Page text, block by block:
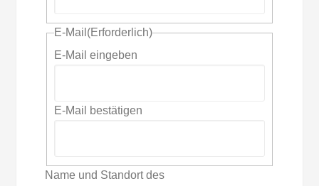
E-Mail (Erforderlich)
E-Mail eingeben
E-Mail bestätigen
Name und Standort des